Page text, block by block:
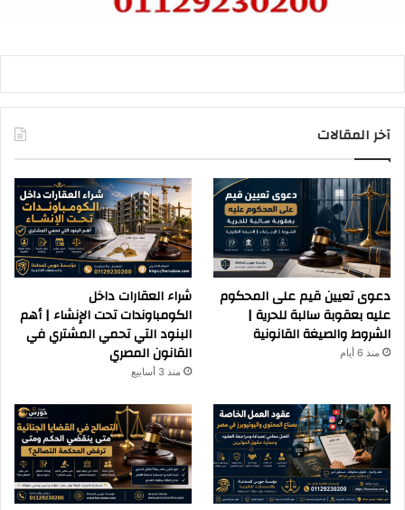
آخر المقالات
دعوى تعيين قيم على المحكوم
عليه بعقوبة سالبة للحرية |
الشروط والصيغة القانونية
منذ 6 أيام
شراء العقارات داخل
الكومباوندات تحت الإنشاء | أهم
البنود التي تحمي المشتري في
القانون المصري
منذ 3 أسابيع